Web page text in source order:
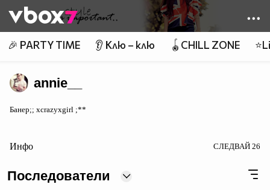
👾
🎉 PARTY TIME 👂 Клю – клю 🪀CHILL ZONE
annie__
Банер;; xcrazyxgirl ;**
Инфо СЛЕДВАЙ 26
Последователи